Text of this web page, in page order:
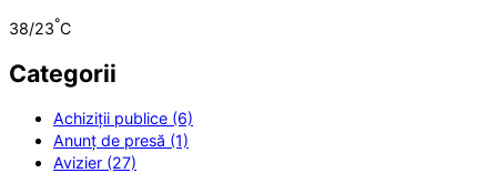
38/23°C
Categorii
Achiziții publice (6)
Anunț de presă (1)
Avizier (27)